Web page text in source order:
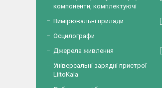
компоненти, комплектуючі
Вимірювальні прилади
Осцилографи
Джерела живлення
Універсальні зарядні пристрої
LiitoKala